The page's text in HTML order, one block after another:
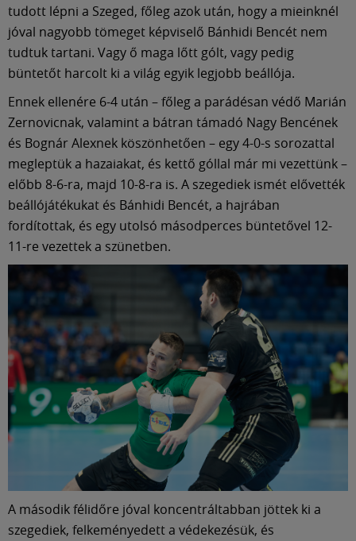
tudott lépni a Szeged, főleg azok után, hogy a mieinknél
jóval nagyobb tömeget képviselő Bánhidi Bencét nem
tudtuk tartani. Vagy ő maga lőtt gólt, vagy pedig
büntetőt harcolt ki a világ egyik legjobb beállója.
Ennek ellenére 6-4 után – főleg a parádésan védő Marián
Zernovicnak, valamint a bátran támadó Nagy Bencének
és Bognár Alexnek köszönhetően – egy 4-0-s sorozattal
megleptük a hazaiakat, és kettő góllal már mi vezettünk –
előbb 8-6-ra, majd 10-8-ra is. A szegediek ismét elővették
beállójátékukat és Bánhidi Bencét, a hajrában
fordítottak, és egy utolsó másodperces büntetővel 12-
11-re vezettek a szünetben.
A második félidőre jóval koncentráltabban jöttek ki a
szegediek, felkeményedett a védekezésük, és
English